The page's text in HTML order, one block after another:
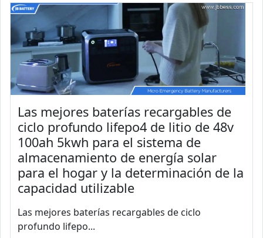
Las mejores baterías recargables de
ciclo profundo lifepo4 de litio de 48v
100ah 5kwh para el sistema de
almacenamiento de energía solar
para el hogar y la determinación de la
capacidad utilizable
Las mejores baterías recargables de ciclo
profundo lifepo...